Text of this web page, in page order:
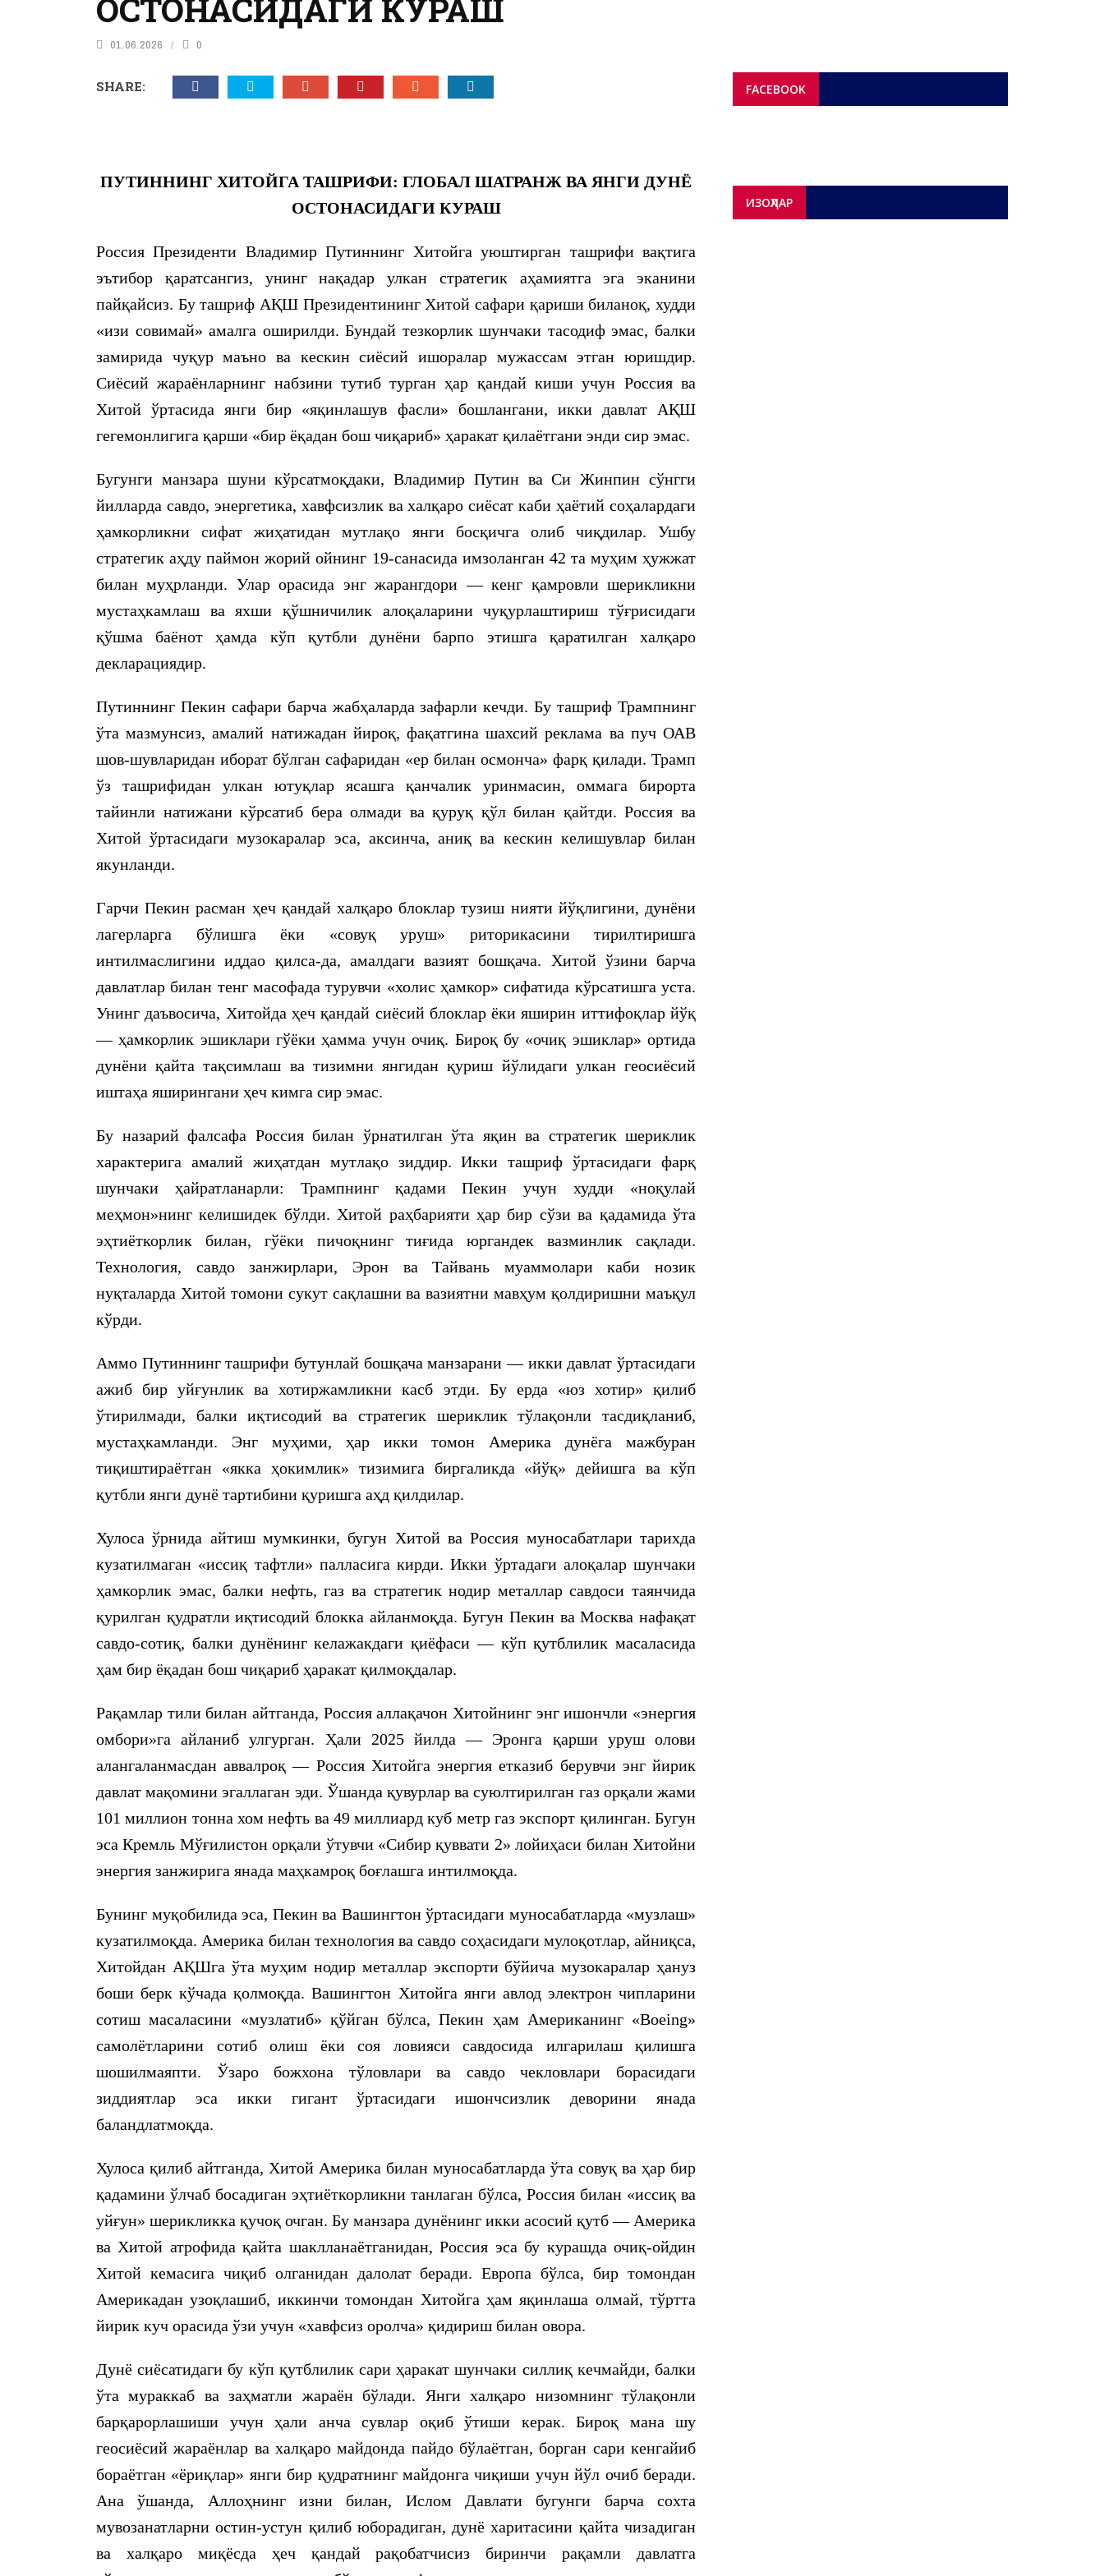
ОСТОНАСИДАГИ КУРАШ
01.06.2026 0
SHARE:
ПУТИННИНГ ХИТОЙГА ТАШРИФИ: ГЛОБАЛ ШАТРАНЖ ВА ЯНГИ ДУНЁ
ОСТОНАСИДАГИ КУРАШ
Россия Президенти Владимир Путиннинг Хитойга уюштирган ташрифи вақтига
эътибор қаратсангиз, унинг нақадар улкан стратегик аҳамиятга эга эканини
пайқайсиз. Бу ташриф АҚШ Президентининг Хитой сафари қариши биланоқ, худди
«изи совимай» амалга оширилди. Бундай тезкорлик шунчаки тасодиф эмас, балки
замирида чуқур маъно ва кескин сиёсий ишоралар мужассам этган юришдир.
Сиёсий жараёнларнинг набзини тутиб турган ҳар қандай киши учун Россия ва
Хитой ўртасида янги бир «яқинлашув фасли» бошлангани, икки давлат АҚШ
гегемонлигига қарши «бир ёқадан бош чиқариб» ҳаракат қилаётгани энди сир эмас.
Бугунги манзара шуни кўрсатмоқдаки, Владимир Путин ва Си Жинпин сўнгги
йилларда савдо, энергетика, хавфсизлик ва халқаро сиёсат каби ҳаётий соҳалардаги
ҳамкорликни сифат жиҳатидан мутлақо янги босқичга олиб чиқдилар. Ушбу
стратегик аҳду паймон жорий ойнинг 19-санасида имзоланган 42 та муҳим ҳужжат
билан муҳрланди. Улар орасида энг жарангдори — кенг қамровли шерикликни
мустаҳкамлаш ва яхши қўшничилик алоқаларини чуқурлаштириш тўғрисидаги
қўшма баёнот ҳамда кўп қутбли дунёни барпо этишга қаратилган халқаро
декларациядир.
Путиннинг Пекин сафари барча жабҳаларда зафарли кечди. Бу ташриф Трампнинг
ўта мазмунсиз, амалий натижадан йироқ, фақатгина шахсий реклама ва пуч ОАВ
шов-шувларидан иборат бўлган сафаридан «ер билан осмонча» фарқ қилади. Трамп
ўз ташрифидан улкан ютуқлар ясашга қанчалик уринмасин, оммага бирорта
тайинли натижани кўрсатиб бера олмади ва қуруқ қўл билан қайтди. Россия ва
Хитой ўртасидаги музокаралар эса, аксинча, аниқ ва кескин келишувлар билан
якунланди.
Гарчи Пекин расман ҳеч қандай халқаро блоклар тузиш нияти йўқлигини, дунёни
лагерларга бўлишга ёки «совуқ уруш» риторикасини тирилтиришга
интилмаслигини иддао қилса-да, амалдаги вазият бошқача. Хитой ўзини барча
давлатлар билан тенг масофада турувчи «холис ҳамкор» сифатида кўрсатишга уста.
Унинг даъвосича, Хитойда ҳеч қандай сиёсий блоклар ёки яширин иттифоқлар йўқ
— ҳамкорлик эшиклари гўёки ҳамма учун очиқ. Бироқ бу «очиқ эшиклар» ортида
дунёни қайта тақсимлаш ва тизимни янгидан қуриш йўлидаги улкан геосиёсий
иштаҳа яширингани ҳеч кимга сир эмас.
Бу назарий фалсафа Россия билан ўрнатилган ўта яқин ва стратегик шериклик
характерига амалий жиҳатдан мутлақо зиддир. Икки ташриф ўртасидаги фарқ
шунчаки ҳайратланарли: Трампнинг қадами Пекин учун худди «ноқулай
меҳмон»нинг келишидек бўлди. Хитой раҳбарияти ҳар бир сўзи ва қадамида ўта
эҳтиёткорлик билан, гўёки пичоқнинг тиғида юргандек вазминлик сақлади.
Технология, савдо занжирлари, Эрон ва Тайвань муаммолари каби нозик
нуқталарда Хитой томони сукут сақлашни ва вазиятни мавҳум қолдиришни маъқул
кўрди.
Аммо Путиннинг ташрифи бутунлай бошқача манзарани — икки давлат ўртасидаги
ажиб бир уйғунлик ва хотиржамликни касб этди. Бу ерда «юз хотир» қилиб
ўтирилмади, балки иқтисодий ва стратегик шериклик тўлақонли тасдиқланиб,
мустаҳкамланди. Энг муҳими, ҳар икки томон Америка дунёга мажбуран
тиқиштираётган «якка ҳокимлик» тизимига биргаликда «йўқ» дейишга ва кўп
қутбли янги дунё тартибини қуришга аҳд қилдилар.
Хулоса ўрнида айтиш мумкинки, бугун Хитой ва Россия муносабатлари тарихда
кузатилмаган «иссиқ тафтли» палласига кирди. Икки ўртадаги алоқалар шунчаки
ҳамкорлик эмас, балки нефть, газ ва стратегик нодир металлар савдоси таянчида
қурилган қудратли иқтисодий блокка айланмоқда. Бугун Пекин ва Москва нафақат
савдо-сотиқ, балки дунёнинг келажакдаги қиёфаси — кўп қутблилик масаласида
ҳам бир ёқадан бош чиқариб ҳаракат қилмоқдалар.
Рақамлар тили билан айтганда, Россия аллақачон Хитойнинг энг ишончли «энергия
омбори»га айланиб улгурган. Ҳали 2025 йилда — Эронга қарши уруш олови
алангаланмасдан аввалроқ — Россия Хитойга энергия етказиб берувчи энг йирик
давлат мақомини эгаллаган эди. Ўшанда қувурлар ва суюлтирилган газ орқали жами
101 миллион тонна хом нефть ва 49 миллиард куб метр газ экспорт қилинган. Бугун
эса Кремль Мўғилистон орқали ўтувчи «Сибир қуввати 2» лойиҳаси билан Хитойни
энергия занжирига янада маҳкамроқ боғлашга интилмоқда.
Бунинг муқобилида эса, Пекин ва Вашингтон ўртасидаги муносабатларда «музлаш»
кузатилмоқда. Америка билан технология ва савдо соҳасидаги мулоқотлар, айниқса,
Хитойдан АҚШга ўта муҳим нодир металлар экспорти бўйича музокаралар ҳануз
боши берк кўчада қолмоқда. Вашингтон Хитойга янги авлод электрон чипларини
сотиш масаласини «музлатиб» қўйган бўлса, Пекин ҳам Американинг «Boeing»
самолётларини сотиб олиш ёки соя ловияси савдосида илгарилаш қилишга
шошилмаяпти. Ўзаро божхона тўловлари ва савдо чекловлари борасидаги
зиддиятлар эса икки гигант ўртасидаги ишончсизлик деворини янада
баландлатмоқда.
Хулоса қилиб айтганда, Хитой Америка билан муносабатларда ўта совуқ ва ҳар бир
қадамини ўлчаб босадиган эҳтиёткорликни танлаган бўлса, Россия билан «иссиқ ва
уйғун» шерикликка қучоқ очган. Бу манзара дунёнинг икки асосий қутб — Америка
ва Хитой атрофида қайта шаклланаётганидан, Россия эса бу курашда очиқ-ойдин
Хитой кемасига чиқиб олганидан далолат беради. Европа бўлса, бир томондан
Америкадан узоқлашиб, иккинчи томондан Хитойга ҳам яқинлаша олмай, тўртта
йирик куч орасида ўзи учун «хавфсиз оролча» қидириш билан овора.
Дунё сиёсатидаги бу кўп қутблилик сари ҳаракат шунчаки силлиқ кечмайди, балки
ўта мураккаб ва заҳматли жараён бўлади. Янги халқаро низомнинг тўлақонли
барқарорлашиши учун ҳали анча сувлар оқиб ўтиши керак. Бироқ мана шу
геосиёсий жараёнлар ва халқаро майдонда пайдо бўлаётган, борган сари кенгайиб
бораётган «ёриқлар» янги бир қудратнинг майдонга чиқиши учун йўл очиб беради.
Ана ўшанда, Аллоҳнинг изни билан, Ислом Давлати бугунги барча сохта
мувозанатларни остин-устун қилиб юборадиган, дунё харитасини қайта чизадиган
ва халқаро миқёсда ҳеч қандай рақобатчисиз биринчи рақамли давлатга
FACEBOOK
ИЗОҲЛАР